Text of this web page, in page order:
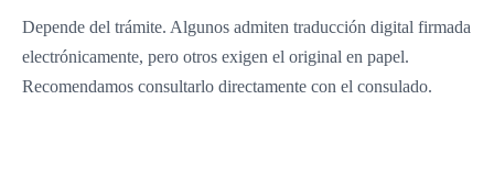
Depende del trámite. Algunos admiten traducción digital firmada
electrónicamente, pero otros exigen el original en papel.
Recomendamos consultarlo directamente con el consulado.